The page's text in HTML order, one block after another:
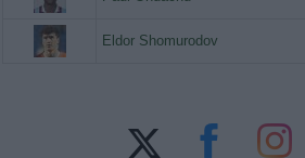
Eldor Shomurodov